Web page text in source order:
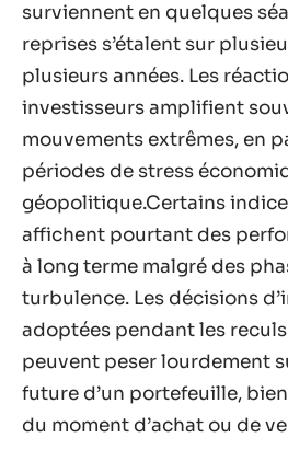
surviennent en quelques
reprises s’étalent sur
plusieurs années. Les
investisseurs amplifient
mouvements extrêmes, en
périodes de stress
géopolitique.Certains
affichent pourtant des
à long terme malgré des
turbulence. Les décisions
adoptées pendant les
peuvent peser lourdement
future d’un portefeuille,
du moment d’achat ou de